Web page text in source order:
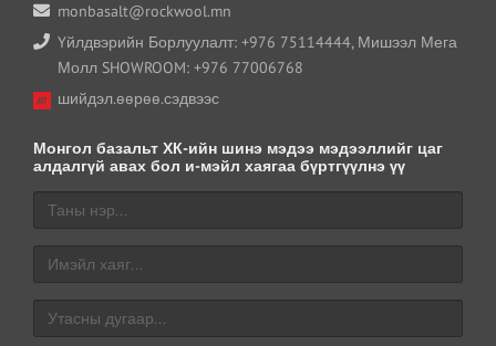
monbasalt@rockwool.mn
Үйлдвэрийн Борлуулалт: +976 75114444, Мишээл Мега
Молл SHOWROOM: +976 77006768
шийдэл.өөрөө.сэдвээс
Монгол базальт ХК-ийн шинэ мэдээ мэдээллийг цаг
алдалгүй авах бол и-мэйл хаягаа бүртгүүлнэ үү